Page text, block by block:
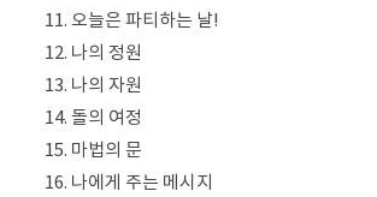
11. 오늘은 파티하는 날!
12. 나의 정원
13. 나의 자원
14. 돌의 여정
15. 마법의 문
16. 나에게 주는 메시지